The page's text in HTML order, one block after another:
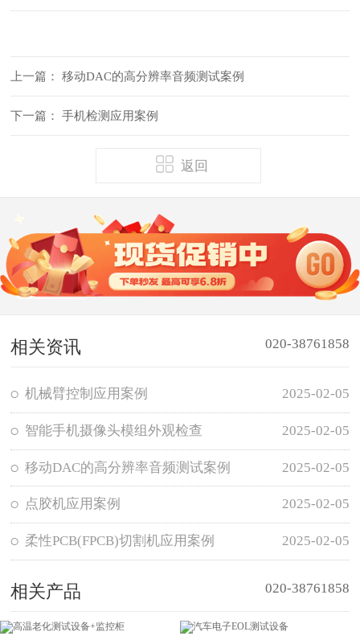
上一篇： 移动DAC的高分辨率音频测试案例
下一篇： 手机检测应用案例
返回
相关资讯 020-38761858
机械臂控制应用案例 2025-02-05
智能手机摄像头模组外观检查 2025-02-05
移动DAC的高分辨率音频测试案例 2025-02-05
点胶机应用案例 2025-02-05
柔性PCB(FPCB)切割机应用案例 2025-02-05
相关产品 020-38761858